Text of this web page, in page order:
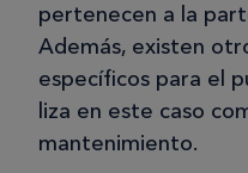
pertenecen a la
Además, existen
específicos para el
liza en este caso
mantenimiento.